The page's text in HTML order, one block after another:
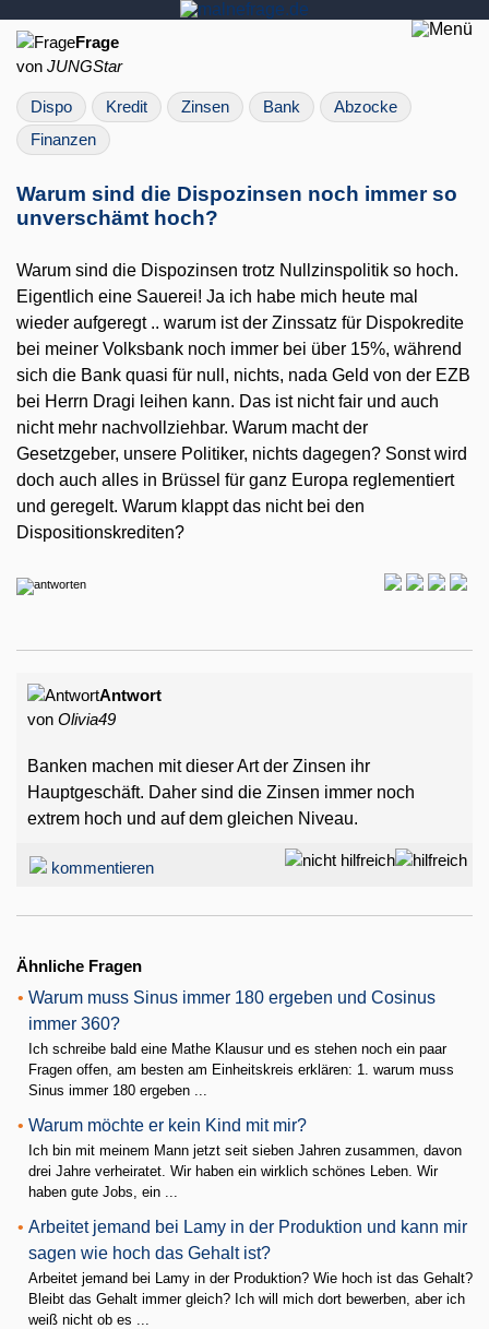
Frage
von JUNGStar
Dispo Kredit Zinsen Bank
Abzocke
Finanzen
Warum sind die Dispozinsen noch immer so
unverschämt hoch?
Warum sind die Dispozinsen trotz Nullzinspolitik so hoch.
Eigentlich eine Sauerei! Ja ich habe mich heute mal
wieder aufgeregt .. warum ist der Zinssatz für Dispokredite
bei meiner Volksbank noch immer bei über 15%, während
sich die Bank quasi für null, nichts, nada Geld von der EZB
bei Herrn Dragi leihen kann. Das ist nicht fair und auch
nicht mehr nachvollziehbar. Warum macht der
Gesetzgeber, unsere Politiker, nichts dagegen? Sonst wird
doch auch alles in Brüssel für ganz Europa reglementiert
und geregelt. Warum klappt das nicht bei den
Dispositionskrediten?
Antwort
von Olivia49
Banken machen mit dieser Art der Zinsen ihr
Hauptgeschäft. Daher sind die Zinsen immer noch
extrem hoch und auf dem gleichen Niveau.
kommentieren
Ähnliche Fragen
• Warum muss Sinus immer 180 ergeben und Cosinus
immer 360?
Ich schreibe bald eine Mathe Klausur und es stehen noch ein paar
Fragen offen, am besten am Einheitskreis erklären: 1. warum muss
Sinus immer 180 ergeben ...
• Warum möchte er kein Kind mit mir?
Ich bin mit meinem Mann jetzt seit sieben Jahren zusammen, davon
drei Jahre verheiratet. Wir haben ein wirklich schönes Leben. Wir
haben gute Jobs, ein ...
• Arbeitet jemand bei Lamy in der Produktion und kann mir
sagen wie hoch das Gehalt ist?
Arbeitet jemand bei Lamy in der Produktion? Wie hoch ist das Gehalt?
Bleibt das Gehalt immer gleich? Ich will mich dort bewerben, aber ich
weiß nicht ob es ...